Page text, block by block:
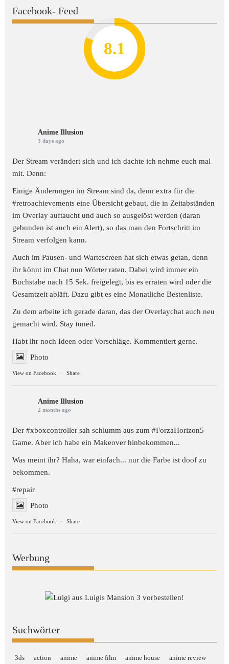
8.2
7.8
7.1
7
8.1
Facebook- Feed
Anime Illusion
3 days ago
Der Stream verändert sich und ich dachte ich nehme euch mal
mit. Denn:
Einige Änderungen im Stream sind da, denn extra für die
#retroachievements eine Übersicht gebaut, die in Zeitabständen
im Overlay auftaucht und auch so ausgelöst werden (daran
gebunden ist auch ein Alert), so das man den Fortschritt im
Stream verfolgen kann.
Auch im Pausen- und Wartescreen hat sich etwas getan, denn
ihr könnt im Chat nun Wörter raten. Dabei wird immer ein
Buchstabe nach 15 Sek. freigelegt, bis es erraten wird oder die
Gesamtzeit abläft. Dazu gibt es eine Monatliche Bestenliste.
Zu dem arbeite ich gerade daran, das der Overlaychat auch neu
gemacht wird. Stay tuned.
Habt ihr noch Ideen oder Vorschläge. Kommentiert gerne.
Photo
View on Facebook · Share
Anime Illusion
2 months ago
Der #xboxcontroller sah schlumm aus zum#ForzaHorizon5
Game. Aber ich habe ein Makeover hinbekommen...
Was meint ihr? Haha, war einfach... nur die Farbe ist doof zu
bekommen.
#repair
Photo
View on Facebook · Share
Werbung
Suchwörter
3ds action anime anime film anime house anime review